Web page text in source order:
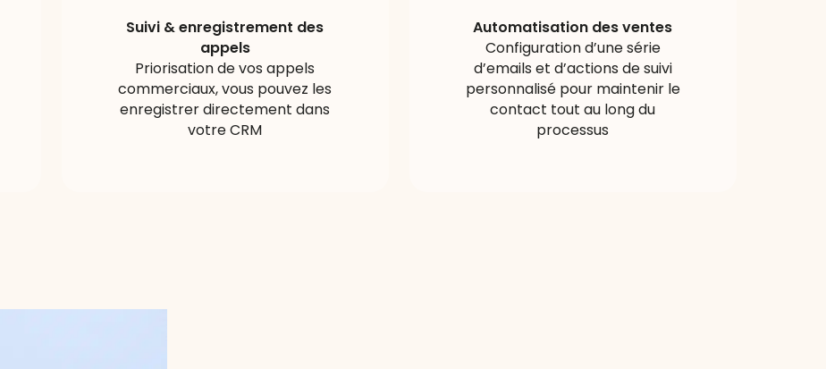
Suivi & enregistrement des
appels
Priorisation de vos appels
commerciaux, vous pouvez les
enregistrer directement dans
votre CRM
Automatisation des ventes
Configuration d’une série
d’emails et d’actions de suivi
personnalisé pour maintenir le
contact tout au long du
processus